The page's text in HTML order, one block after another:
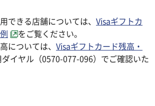
できる店舗については、 Visaギフトカ
をご覧ください。
については、 Visaギフトカード残高・
ダイヤル（0570-077-096）でご確認いた